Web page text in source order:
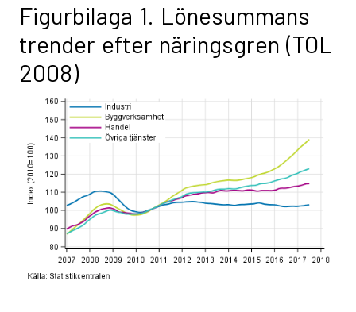
Figurbilaga 1. Lönesummans
trender efter näringsgren (TOL
2008)